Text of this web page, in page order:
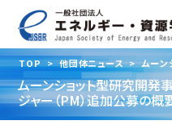
TOP > 他団体ニュース > ムーン
クトマネージャー（PM）追加公募の
ムーンショット型研究開発
ジャー（PM）追加公募の概